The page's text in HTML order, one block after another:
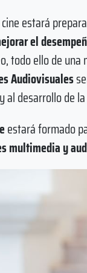
estará
el
todo ello de
Audiovisuales
al desarrollo de
estará formado
multimedia y